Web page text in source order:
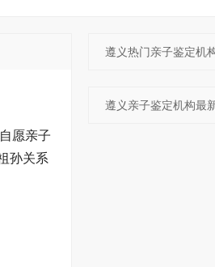
愿亲子
孙关系
遵义热门亲子鉴定机
遵义亲子鉴定机构最